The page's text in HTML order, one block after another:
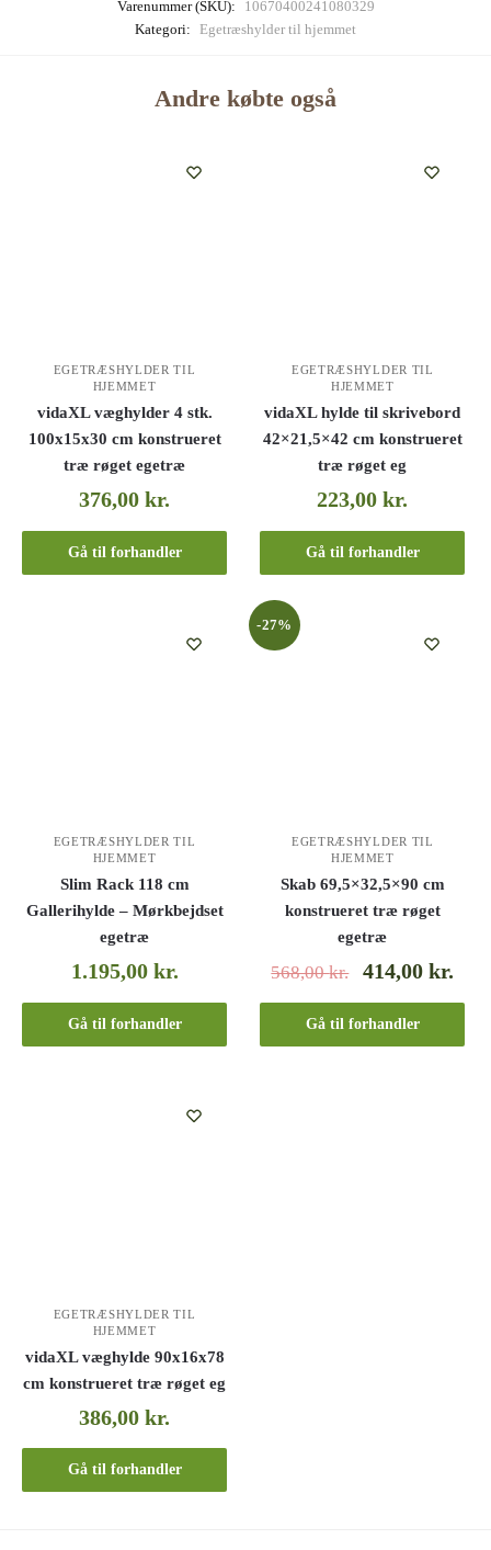
Varenummer (SKU):
10670400241080329
Kategori: Egetræshylder til hjemmet
Andre købte også
EGETRÆSHYLDER TIL
HJEMMET
vidaXL væghylder 4 stk.
100x15x30 cm konstrueret
træ røget egetræ
376,00kr.
Gå til forhandler
EGETRÆSHYLDER TIL
HJEMMET
vidaXL hylde til skrivebord
42×21,5×42 cm konstrueret
træ røget eg
223,00kr.
Gå til forhandler
EGETRÆSHYLDER TIL
HJEMMET
Slim Rack 118 cm
Gallerihylde – Mørkbejdset
egetræ
1.195,00 kr.
Gå til forhandler
-27%
EGETRÆSHYLDER TIL
HJEMMET
Skab 69,5×32,5×90 cm
konstrueret træ røget
egetræ
568,00kr. 414,00kr.
Gå til forhandler
EGETRÆSHYLDER TIL
HJEMMET
vidaXL væghylde 90x16x78
cm konstrueret træ røget eg
386,00kr.
Gå til forhandler